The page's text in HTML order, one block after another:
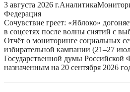
3 августа 2026 г.Аналитика
Федерация
Сочувствие греет: «Яблоко»
в соцсетях после волны снятий с
Отчёт о мониторинге социальных
избирательной кампании (21–27
Государственной думы Российской
назначенным на 20 сентября 2026